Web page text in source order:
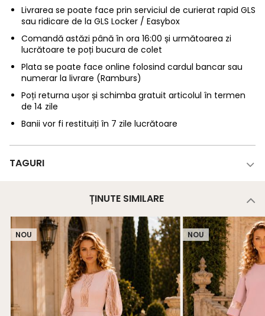
Livrarea se poate face prin serviciul de curierat rapid GLS
sau ridicare de la GLS Locker / Easybox
Comandă astăzi până în ora 16:00 și următoarea zi
lucrătoare te poți bucura de colet
Plata se poate face online folosind cardul bancar sau
numerar la livrare (Ramburs)
Poți returna ușor și schimba gratuit articolul în termen
de 14 zile
Banii vor fi restituiți în 7 zile lucrătoare
TAGURI
ȚINUTE SIMILARE
NOU NOU